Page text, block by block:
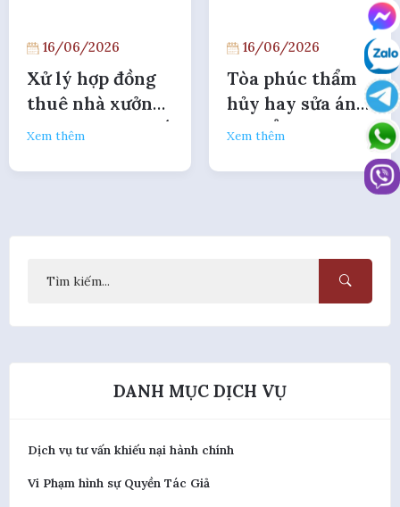
16/06/2026
Xử lý hợp đồng
thuê nhà xưởng
khi bị cưỡng chế
chấp hợp đồng
Xem thêm
16/06/2026
Tòa phúc thẩm
hủy hay sửa án
sơ thẩm khi
thiếu chứng cứ ở
phiên sơ thẩm?
Xem thêm
DANH MỤC DỊCH VỤ
Dịch vụ tư vấn khiếu nại hành chính
Vi Phạm hình sự Quyền Tác Giả